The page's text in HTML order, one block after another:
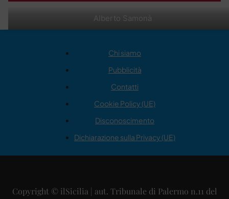
Alberto Samonà
Chi siamo
Pubblicità
Contatti
Cookie Policy (UE)
Disconoscimento
Dichiarazione sulla Privacy (UE)
Copyright © ilSicilia | aut. Tribunale di Palermo n.11 del